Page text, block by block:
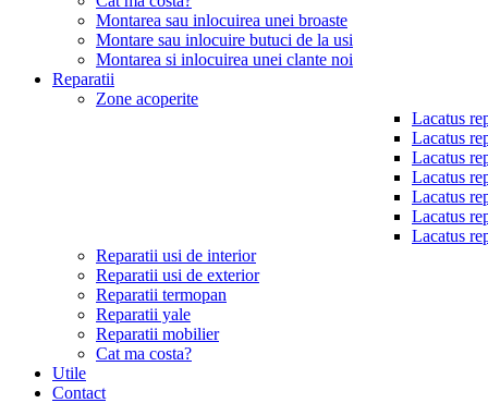
Montarea sau inlocuirea unei broaste
Montare sau inlocuire butuci de la usi
Montarea si inlocuirea unei clante noi
Reparatii
Zone acoperite
Lacatus
Lacatus
Lacatus
Lacatus
Lacatus
Lacatus
Lacatus
Reparatii usi de interior
Reparatii usi de exterior
Reparatii termopan
Reparatii yale
Reparatii mobilier
Cat ma costa?
Utile
Contact